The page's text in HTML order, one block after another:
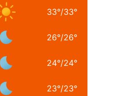
33°/33°
26°/26°
24°/24°
23°/23°